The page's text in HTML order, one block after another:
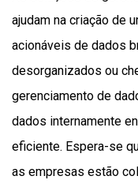
ajudam na criação de
acionáveis ​​de dados
desorganizados ou
gerenciamento de
dados internamente
eficiente. Espera-se
as empresas estão